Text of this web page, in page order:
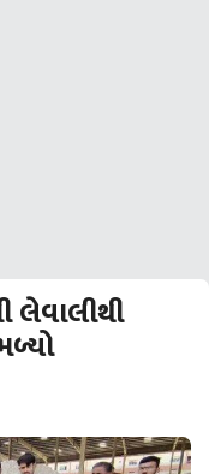
લેવાલીથી